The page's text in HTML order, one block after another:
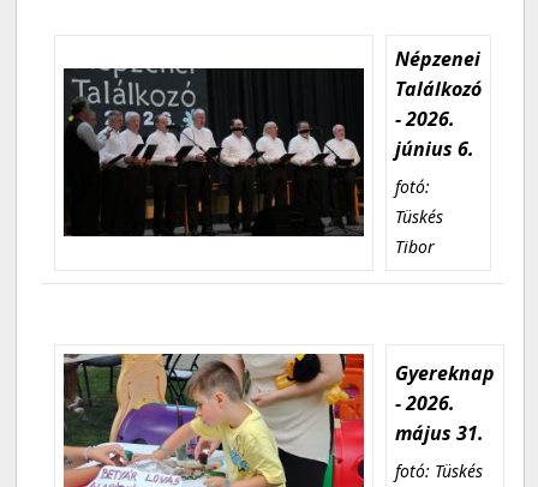
Népzenei
Találkozó
- 2026.
június 6.
fotó:
Tüskés
Tibor
Gyereknap
- 2026.
május 31.
fotó: Tüskés